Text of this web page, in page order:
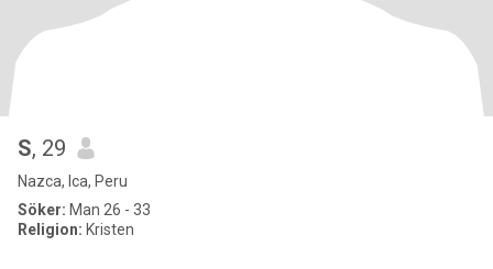
S, 29
Nazca, Ica, Peru
Söker: Man 26 - 33
Religion: Kristen